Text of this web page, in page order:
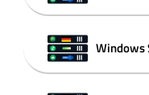
Windows